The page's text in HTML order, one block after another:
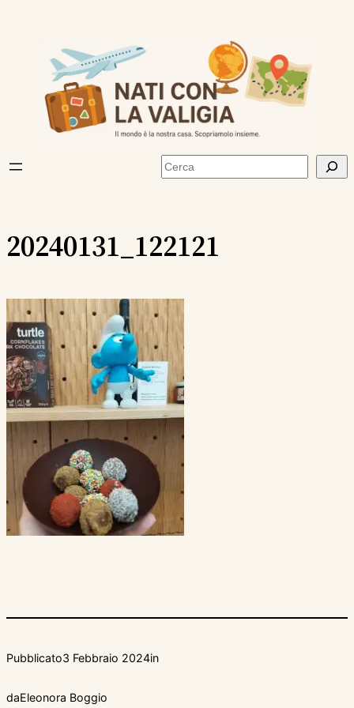
contenuto
Cerca
20240131_122121
Pubblicato3 Febbraio 2024in
daEleonora Boggio